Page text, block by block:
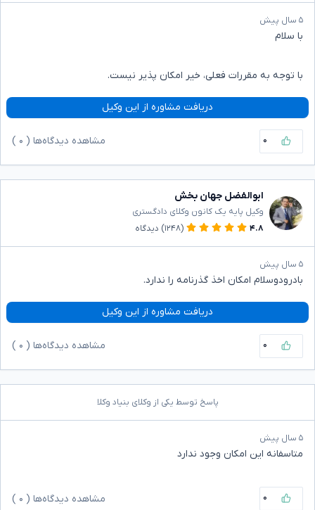
۵ سال پیش
با سلام
با توجه به مقررات فعلی، خیر امکان پذیر نیست.
دریافت مشاوره از این وکیل
۰ مشاهده دیدگاه‌ها ( ۰
ابوالفضل جهان بخش
وکیل پایه یک کانون وکلای دادگستری
۴.۸
(۱۲۴۸) دیدگاه
۵ سال پیش
بادرودوسلام امکان اخذ گذرنامه را ندارد.
دریافت مشاوره از این وکیل
۰ مشاهده دیدگاه‌ها ( ۰
پاسخ توسط یکی از وکلای بنیاد وکلا
۵ سال پیش
متاسفانه این امکان وجود ندارد
۰ مشاهده دیدگاه‌ها ( ۰